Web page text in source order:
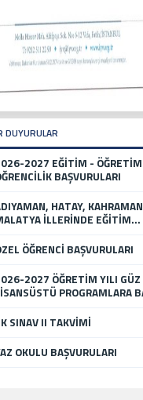
DUYURULAR
2027 EĞİTİM - ÖĞRETİM
BAŞVURULARI
HATAY,
İLLERİNDE EĞİTİM...
ÖĞRENCİ BAŞVURULARI
2027 ÖĞRETİM YILI GÜZ
PROGRAMLARA
SINAV II TAKVİMİ
OKULU BAŞVURULARI